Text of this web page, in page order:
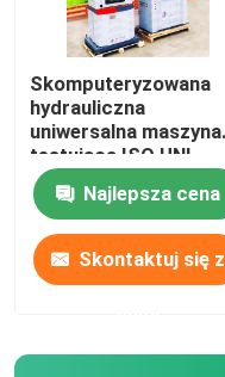
Skomputeryzowana
hydrauliczna
uniwersalna maszyna
testująca ISO UNI
Standard
Najlepsza cena
Skontaktuj się z